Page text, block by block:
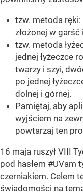
tzw. metoda
złożonej w
tzw. metoda
jednej łyżeczce
twarzy i szyi,
po jednej
dolnej i górnej.
Pamiętaj, aby
wyjściem na
powtarzaj ten
16 maja ruszył VIII
pod hasłem #UVam
czerniakiem. Celem
świadomości na